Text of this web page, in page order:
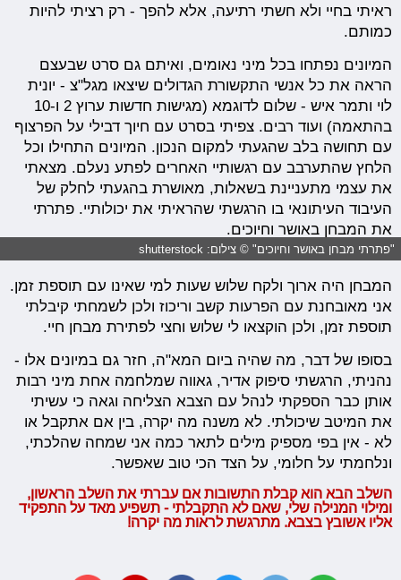
ראיתי בחיי ולא חשתי רתיעה, אלא להפך - רק רציתי להיות
כמותם.
המיונים נפתחו בכל מיני נאומים, ואיתם גם סרט שבעצם
הראה את כל אנשי התקשורת הגדולים שיצאו מגל"צ - יונית
לוי ותמר איש - שלום לדוגמא (מגישות חדשות ערוץ 2 ו-10
בהתאמה) ועוד רבים. צפיתי בסרט עם חיוך דבילי על הפרצוף
עם תחושה בלב שהגעתי למקום הנכון. המיונים התחילו וכל
הלחץ שהתערבב עם רגשותיי האחרים לפתע נעלם. מצאתי
את עצמי מתעניינת בשאלות, מאושרת בהגעתי לחלק של
העיבוד העיתונאי בו הרגשתי שהראיתי את יכולותיי. פתרתי
את המבחן באושר וחיוכים.
"פתרתי מבחן באושר וחיוכים" © צילום: shutterstock
המבחן היה ארוך ולקח שלוש שעות למי שאינו עם תוספת זמן.
אני מאובחנת עם הפרעות קשב וריכוז ולכן לשמחתי קיבלתי
תוספת זמן, ולכן הוקצאו לי שלוש וחצי לפתירת מבחן חיי.
בסופו של דבר, מה שהיה ביום המא"ה, חזר גם במיונים אלו -
נהניתי, הרגשתי סיפוק אדיר, גאווה שמלחמה אחת מיני רבות
אותן כבר הספקתי לנהל עם הצבא הצליחה וגאה כי עשיתי
את המיטב שיכולתי. לא משנה מה יקרה, בין אם אתקבל או
לא - אין בפי מספיק מילים לתאר כמה אני שמחה שהלכתי,
ונלחמתי על חלומי, על הצד הכי טוב שאפשר.
השלב הבא הוא קבלת התשובות אם עברתי את השלב הראשון,
ומילוי המנילה שלי, שאם לא התקבלתי - תשפיע מאד על התפקיד
אליו אשובץ בצבא. מתרגשת לראות מה יקרה!